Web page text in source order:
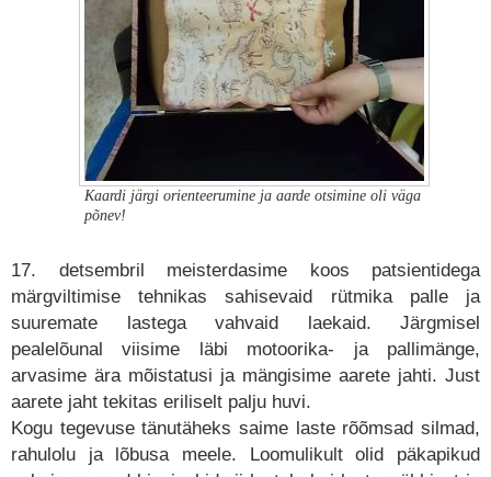
Kaardi järgi orienteerumine ja aarde otsimine oli väga
põnev!
17. detsembril meisterdasime koos patsientidega
märgviltimise tehnikas sahisevaid rütmika palle ja
suuremate lastega vahvaid laekaid. Järgmisel
pealelõunal viisime läbi motoorika- ja pallimänge,
arvasime ära mõistatusi ja mängisime aarete jahti. Just
aarete jaht tekitas eriliselt palju huvi.
Kogu tegevuse tänutäheks saime laste rõõmsad silmad,
rahulolu ja lõbusa meele. Loomulikult olid päkapikud